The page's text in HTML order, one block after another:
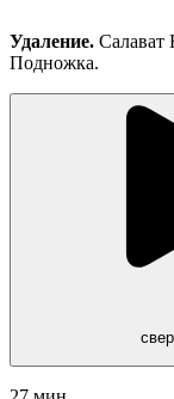
Удаление. Салават
Подножка.